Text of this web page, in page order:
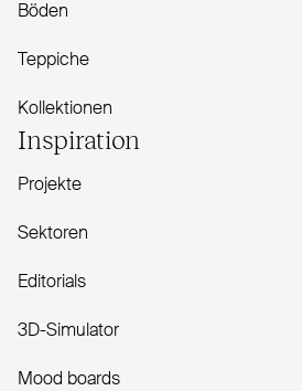
Böden
Teppiche
Kollektionen
Inspiration
Projekte
Sektoren
Editorials
3D-Simulator
Mood boards